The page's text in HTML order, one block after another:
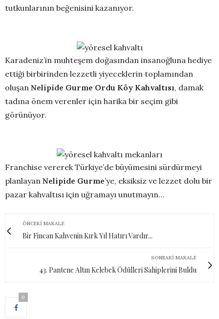
tutkunlarının beğenisini kazanıyor.
Karadeniz’in muhteşem doğasından insanoğluna hediye
ettiği birbirinden lezzetli yiyeceklerin toplamından
oluşan Nelipide Gurme Ordu Köy Kahvaltısı, damak
tadına önem verenler için harika bir seçim gibi
görünüyor.
Franchise vererek Türkiye’de büyümesini sürdürmeyi
planlayan Nelipide Gurme’ye, eksiksiz ve lezzet dolu bir
pazar kahvaltısı için uğramayı unutmayın…
ÖNCEKI MAKALE
Bir Fincan Kahvenin Kırk Yıl Hatırı Vardır...
SONRAKI MAKALE
43. Pantene Altın Kelebek Ödülleri Sahiplerini Buldu
0